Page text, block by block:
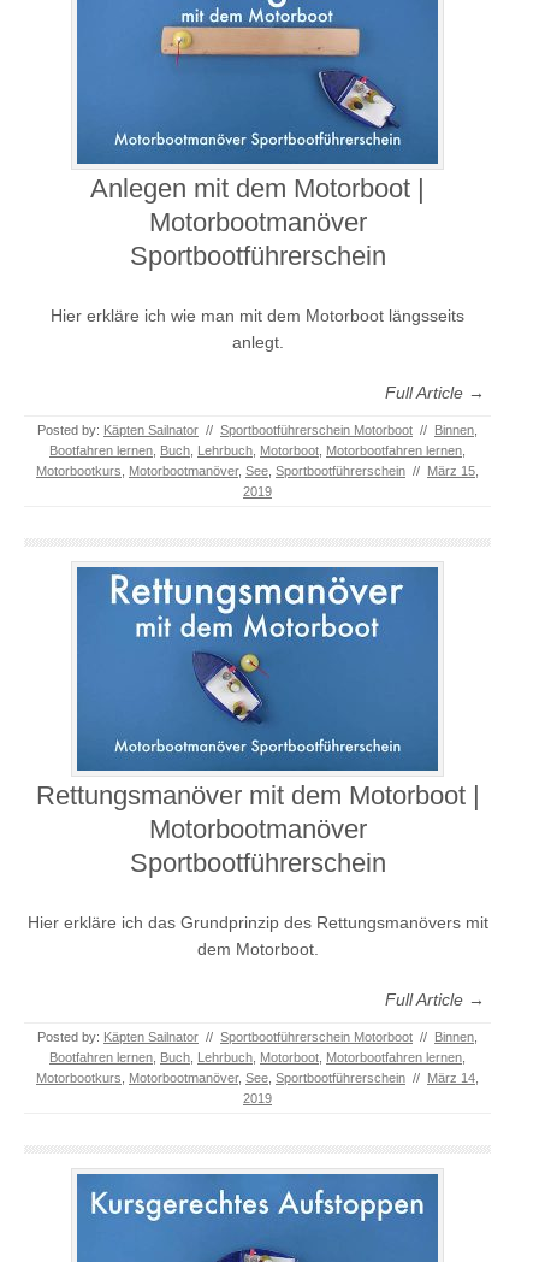
Anlegen mit dem Motorboot |
Motorbootmanöver
Sportbootführerschein
Hier erkläre ich wie man mit dem Motorboot längsseits
anlegt.
Full Article →
Posted by: Käpten Sailnator // Sportbootführerschein Motorboot // Binnen
Bootfahren lernen Buch Lehrbuch Motorboot Motorbootfahren lernen
Motorbootkurs
Motorbootmanöver, See Sportbootführerschein // März 15,
2019
Rettungsmanöver mit dem Motorboot |
Motorbootmanöver
Sportbootführerschein
Hier erkläre ich das Grundprinzip des Rettungsmanövers mit
dem Motorboot.
Full Article →
Posted by: Käpten Sailnator // Sportbootführerschein Motorboot // Binnen
Bootfahren lernen Buch Lehrbuch Motorboot Motorbootfahren lernen
Motorbootkurs
Motorbootmanöver, See Sportbootführerschein // März 14,
2019